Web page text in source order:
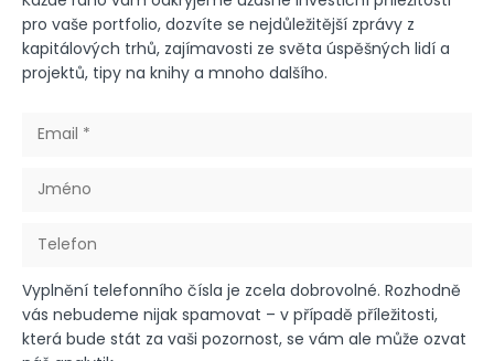
pro vaše portfolio, dozvíte se nejdůležitější zprávy z
kapitálových trhů, zajímavosti ze světa úspěšných lidí a
projektů, tipy na knihy a mnoho dalšího.
Vyplnění telefonního čísla je zcela dobrovolné. Rozhodně
vás nebudeme nijak spamovat – v případě příležitosti,
která bude stát za vaši pozornost, se vám ale může ozvat